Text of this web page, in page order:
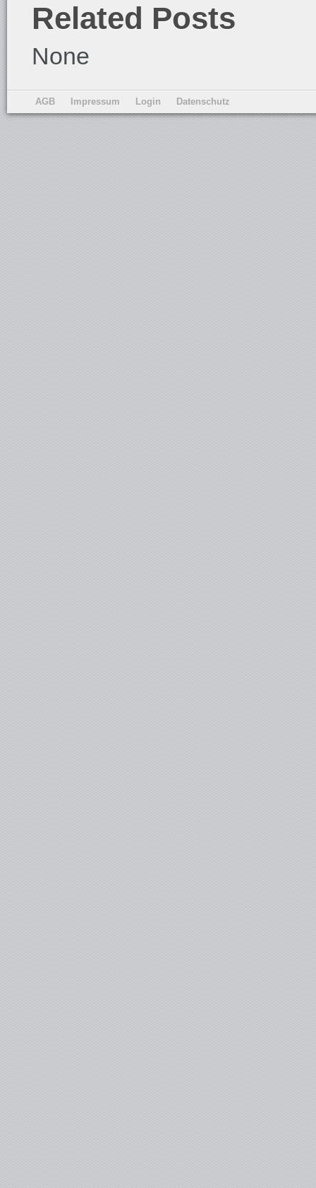
Related Posts
None
AGB Impressum Login Datenschutz